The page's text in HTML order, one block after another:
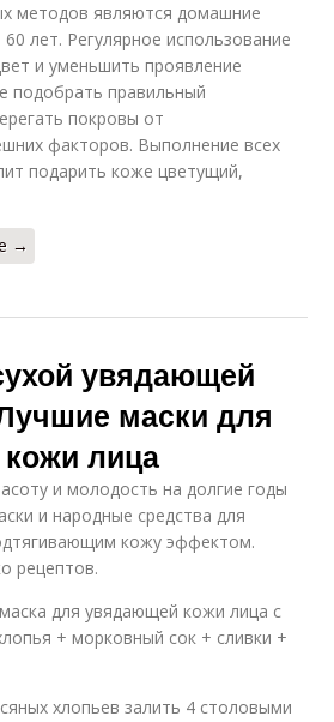
методов являются домашние
лет. Регулярное использование
и уменьшить проявление
правильный
покровы от
факторов. Выполнение всех
подарить коже цветущий,
→
увядающей
маски для
лица
и молодость на долгие годы
и народные средства для
кожу эффектом.
рецептов.
для увядающей кожи лица с
+ морковный сок + сливки +
хлопьев залить 4 столовыми